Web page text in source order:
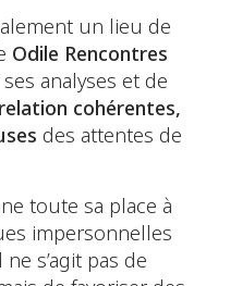
un lieu de
Odile Rencontres
analyses et de
cohérentes,
des attentes de
toute sa place à
impersonnelles
s’agit pas de